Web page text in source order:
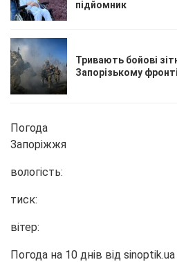
підйомник
Тривають бойові
Запорізькому фронті
Погода
Запоріжжя
вологість:
тиск:
вітер:
Погода на 10 днів від sinoptik.ua